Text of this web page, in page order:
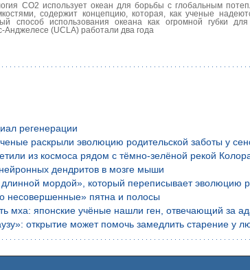
СО2 использует океан для борьбы с глобальным
содержит концепцию, которая, как ученые
способ использования океана как огромной губки
(UCLA) работали два года
регенерации
раскрыли эволюцию родительской заботы у
из космоса рядом с тёмно-зелёной рекой
дендритов в мозге мыши
мордой», который переписывает эволюцию
несовершенные» пятна и полосы
мха: японские учёные нашли ген, отвечающий за
открытие может помочь замедлить старение у